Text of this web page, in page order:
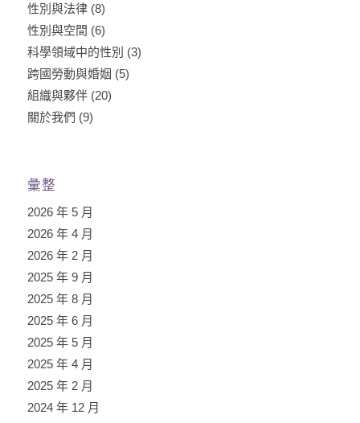
性別與法律(8)
性別與空間 (6)
科學領域中的性別 (3)
跨國勞動與婚姻 (5)
組織與夥伴(20)
關於我們 (9)
彙整
2026 年 5 月
2026 年 4 月
2026 年 2 月
2025 年 9 月
2025 年 8 月
2025 年 6 月
2025 年 5 月
2025 年 4 月
2025 年 2 月
2024 年 12 月